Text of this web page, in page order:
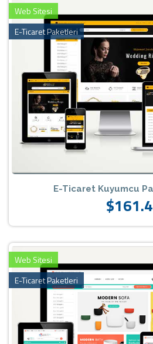
Web Sitesi
E-Ticaret Paketleri
E-Ticaret Kuyumcu
Web Sitesi
E-Ticaret Paketleri